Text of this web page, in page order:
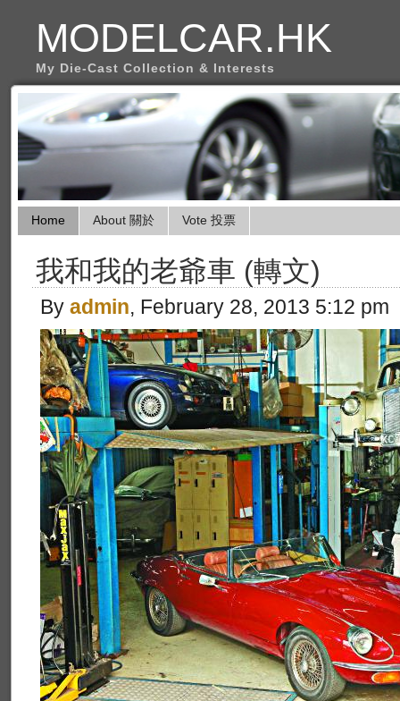
MODELCAR.HK
My Die-Cast Collection & Interests
Home About 關於 Vote 投票
我和我的老爺車 (轉文)
By admin, February 28, 2013 5:12 pm